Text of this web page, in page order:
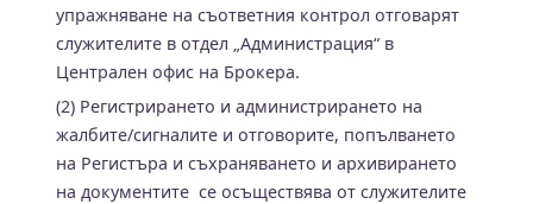
упражняване на съответния контрол отговарят
служителите в отдел „Администрация“ в
Централен офис на Брокера.
(2) Регистрирането и администрирането на
жалбите/сигналите и отговорите, попълването
на Регистъра и съхраняването и архивирането
на документите се осъществява от служителите